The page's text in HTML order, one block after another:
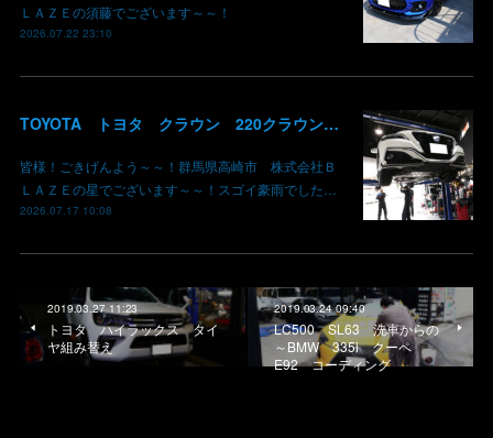
ＬＡＺＥの須藤でございます～～！
2026.07.22 23:10
TOYOTA トヨタ クラウン 220クラウン 持ち込みマフラー交換 群馬県高崎市 株式会社BLAZE
皆様！ごきげんよう～～！群馬県高崎市 株式会社Ｂ
ＬＡＺＥの星でございます～～！スゴイ豪雨でした…
2026.07.17 10:08
2019.03.27 11:23
トヨタ ハイラックス タイ
ヤ組み替え
2019.03.24 09:40
LC500 SL63 洗車からの
～BMW 335i クーペ
E92 コーディング